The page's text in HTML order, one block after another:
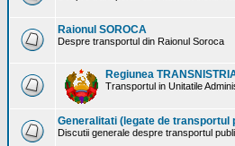
Raionul SOROCA
Despre transportul din Raionul Soroca
Regiunea
Transportul in Unitatile
Generalitati (legate de transportul
Discutii generale despre transportul